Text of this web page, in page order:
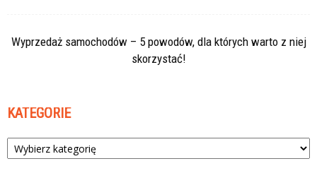
Wyprzedaż samochodów – 5 powodów, dla których warto z niej
skorzystać!
KATEGORIE
Kategorie